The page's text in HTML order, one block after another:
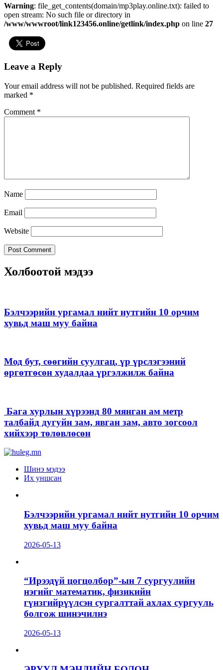
Warning: file_get_contents(domain/mp3play.online.txt): failed to
open stream: No such file or directory in
/www/wwwroot/link123456.online/getlink/index.php on line 27
Leave a Reply
Your email address will not be published. Required fields are
marked *
Comment *
Name
Email
Website
Холбоотой мэдээ
Бэлчээрийн ургамал нийт нутгийн 10 орчим
хувьд маш муу байна
Мод бут, сөөгийн суулгац, үр үрслэгээний
өргөтгөсөн худалдаа үргэлжилж байна
Бага хурлын хүрээнд 80 мянган ам метр
талбайд дугуйн зам, явган зам, авто зогсоол
хийхээр төлөвлөсөн
Шинэ мэдээ
Их уншсан
Бэлчээрийн ургамал нийт нутгийн 10 орчим
хувьд маш муу байна
2026-05-13
“Ирээдүй цогцолбор”-ын 7 сургуулийн
нэгийг математик, физикийн
гүнзгийрүүлсэн сургалттай ахлах сургууль
болгож шинэчилнэ
2026-05-13